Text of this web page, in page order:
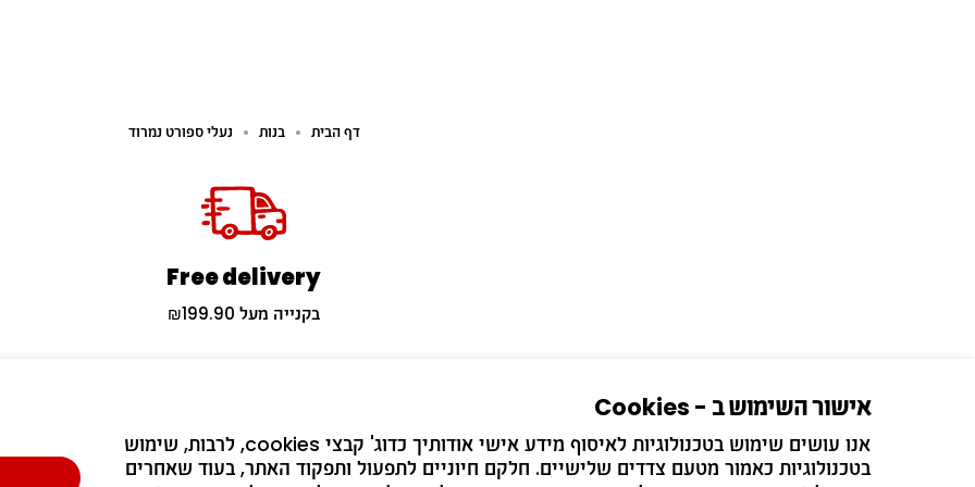
אישור השימוש ב - Cookies
אנו עושים שימוש בטכנולוגיות לאיסוף מידע אישי אודותיך כדוג' קבצי cookies, לרבות, שימוש
בטכנולוגיות כאמור מטעם צדדים שלישיים. חלקם חיוניים לתפעול ותפקוד האתר, בעוד שאחרים
דף הבית בנות נעלי ספורט נמרוד
Free delivery
בקנייה מעל ₪199.90
נשארים בעניינים 🔔